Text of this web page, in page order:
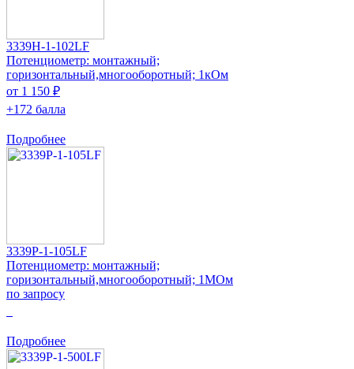
3339H-1-102LF
Потенциометр: монтажный;
горизонтальный,многооборотный; 1кОм
от 1 150 ₽
+172 балла
Подробнее
3339P-1-105LF
Потенциометр: монтажный;
горизонтальный,многооборотный; 1МОм
по запросу
Подробнее